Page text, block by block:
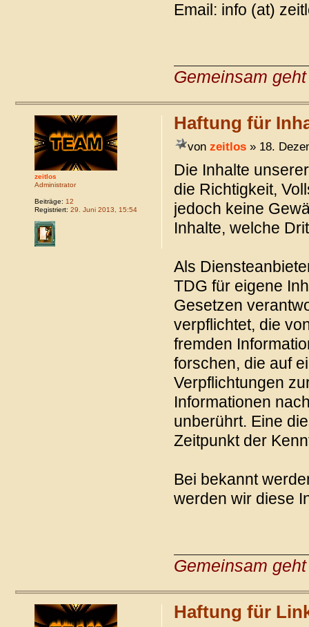
Email: info (at)
Gemeinsam
Haftung für
von zeitlos» 18.
Die Inhalte
die Richtigkeit,
jedoch keine
Inhalte, welche
Als
TDG für eigene
Gesetzen
verpflichtet, die
fremden
forschen, die auf
Verpflichtungen
Informationen
unberührt. Eine
Zeitpunkt der
Bei bekannt
werden wir diese
Gemeinsam
zeitlos
Administrator
Beiträge: 12
Registriert: 29. Juni 2013, 15:54
Haftung für